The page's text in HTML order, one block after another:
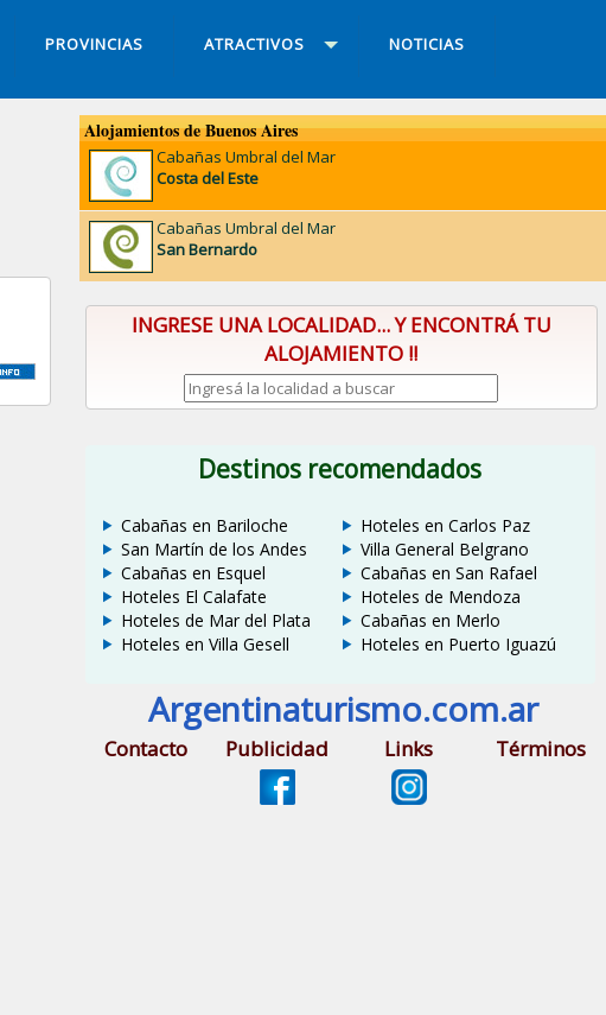
PROVINCIAS ATRACTIVOS NOTICIAS
Alojamientos de Buenos Aires
Cabañas Umbral del Mar
Costa del Este
Cabañas Umbral del Mar
San Bernardo
INGRESE UNA LOCALIDAD... Y ENCONTRÁ TU
ALOJAMIENTO !!
Destinos recomendados
Cabañas en Bariloche
San Martín de los Andes
Cabañas en Esquel
Hoteles El Calafate
Hoteles de Mar del Plata
Hoteles en Villa Gesell
Hoteles en Carlos Paz
Villa General Belgrano
Cabañas en San Rafael
Hoteles de Mendoza
Cabañas en Merlo
Hoteles en Puerto Iguazú
Argentinaturismo.com.ar
Contacto Publicidad Links Términos